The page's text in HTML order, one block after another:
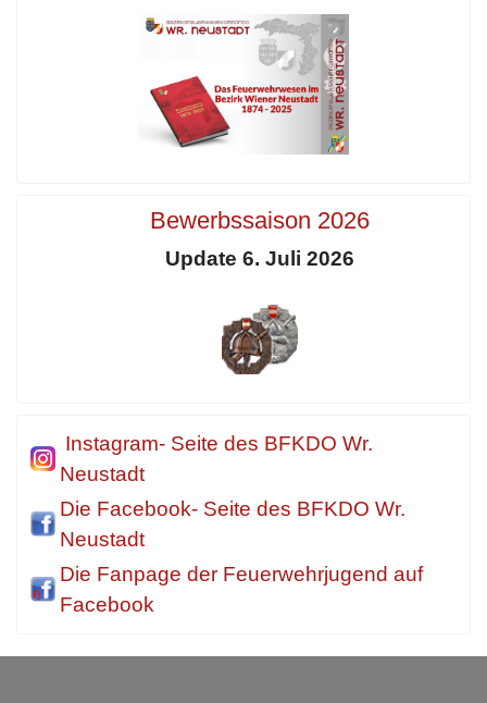
Bewerbssaison 2026
Update 6. Juli 2026
Instagram- Seite des BFKDO Wr.
Neustadt
Die Facebook- Seite des BFKDO Wr.
Neustadt
Die Fanpage der Feuerwehrjugend auf
Facebook